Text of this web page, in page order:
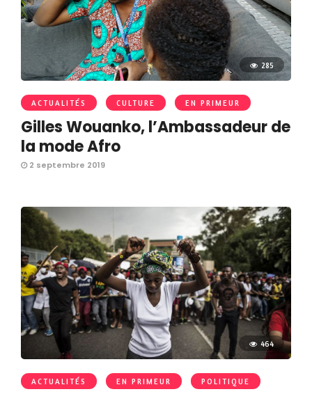
285
ACTUALITÉS CULTURE EN PRIMEUR
Gilles Wouanko, l’Ambassadeur de
la mode Afro
2 septembre 2019
464
ACTUALITÉS EN PRIMEUR POLITIQUE